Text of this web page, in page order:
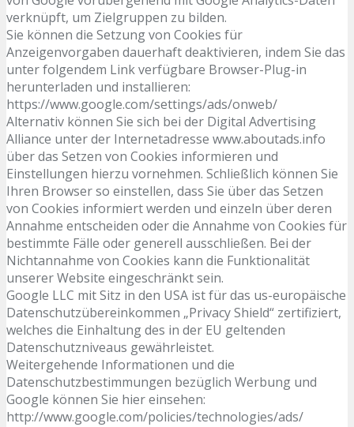
verknüpft, um Zielgruppen zu bilden.
Sie können die Setzung von Cookies für
Anzeigenvorgaben dauerhaft deaktivieren, indem Sie das
unter folgendem Link verfügbare Browser-Plug-in
herunterladen und installieren:
https://www.google.com/settings/ads/onweb/
Alternativ können Sie sich bei der Digital Advertising
Alliance unter der Internetadresse www.aboutads.info
über das Setzen von Cookies informieren und
Einstellungen hierzu vornehmen. Schließlich können Sie
Ihren Browser so einstellen, dass Sie über das Setzen
von Cookies informiert werden und einzeln über deren
Annahme entscheiden oder die Annahme von Cookies für
bestimmte Fälle oder generell ausschließen. Bei der
Nichtannahme von Cookies kann die Funktionalität
unserer Website eingeschränkt sein.
Google LLC mit Sitz in den USA ist für das us-europäische
Datenschutzübereinkommen „Privacy Shield“ zertifiziert,
welches die Einhaltung des in der EU geltenden
Datenschutzniveaus gewährleistet.
Weitergehende Informationen und die
Datenschutzbestimmungen bezüglich Werbung und
Google können Sie hier einsehen:
http://www.google.com/policies/technologies/ads/